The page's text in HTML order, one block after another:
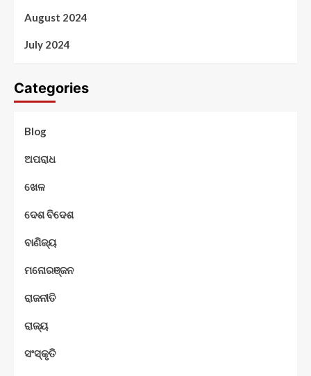
August 2024
July 2024
Categories
Blog
ଅପରାଧ
ଖେଳ
ଦେଶ ବିଦେଶ
ବାଣିଜ୍ୟ
ମନୋରଞ୍ଜନ
ରାଜନୀତି
ରାଜ୍ୟ
ସଂସ୍କୃତି